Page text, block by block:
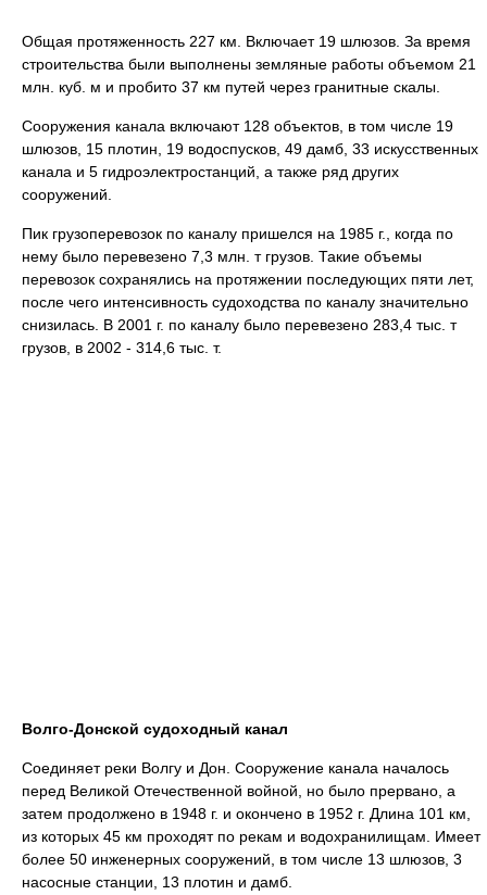
Общая протяженность 227 км. Включает 19 шлюзов. За время
строительства были выполнены земляные работы объемом 21
млн. куб. м и пробито 37 км путей через гранитные скалы.
Сооружения канала включают 128 объектов, в том числе 19
шлюзов, 15 плoтин, 19 водоспусков, 49 дамб, 33 искусственных
канала и 5 гидроэлектростанций, а также ряд других
сооружений.
Пик грузоперевозок по каналу пришелся на 1985 г., когда по
нему было перевезено 7,3 млн. т грузов. Такие объемы
перевозок сохранялись на протяжении последующих пяти лет,
после чего интенсивность судоходства по каналу значительно
снизилась. В 2001 г. по каналу было перевезено 283,4 тыс. т
грузов, в 2002 - 314,6 тыс. т.
Волго-Донской судоходный канал
Соединяет реки Волгу и Дон. Сооружение канала началось
перед Великой Отечественной войной, но было прервано, а
затем продолжено в 1948 г. и окончено в 1952 г. Длина 101 км,
из которых 45 км проходят по рекам и водохранилищам. Имеет
более 50 инженерных сооружений, в том числе 13 шлюзов, 3
насосные станции, 13 плотин и дамб.